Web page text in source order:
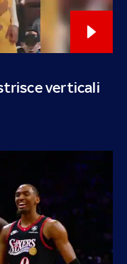
verticali